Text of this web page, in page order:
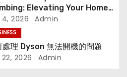
Elevating Your Home’s
System
4, 2026 Admin
處理 Dyson 無法開機的問題
2026 Admin